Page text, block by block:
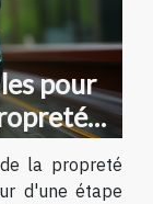
pour
la propreté
d'une étape